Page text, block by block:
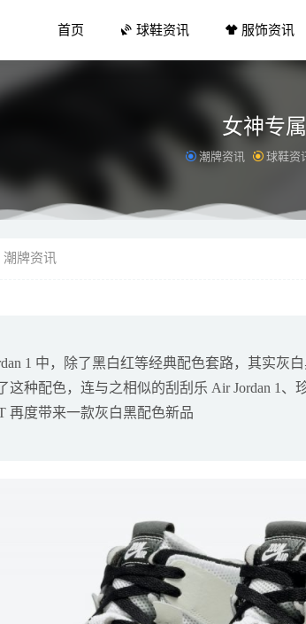
首页 球鞋资讯 服饰资讯
女神专
潮牌资讯 球鞋资
潮牌资讯
1 中，除了黑白红等经典配色套路，其实灰
这种配色，连与之相似的刮刮乐 Air Jordan 1
再度带来一款灰白黑配色新品
筋头巴脑是什么肉 东